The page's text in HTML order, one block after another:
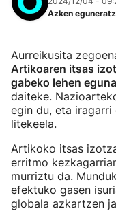
Azken
Aurreikusita
Artikoaren itsas
gabeko lehen eguna
daiteke.
egin du, eta iragarri
litekeela.
Artikoko itsas
erritmo
murriztu da.
efektuko gasen
globala azkartzen